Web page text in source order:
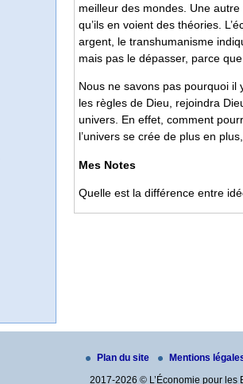
meilleur des mondes. Une
qu’ils en voient des théories.
argent, le transhumanisme
mais pas le dépasser, parce
Nous ne savons pas pourquoi il
les règles de Dieu, rejoindra
univers. En effet, comment
l’univers se crée de plus en
Mes Notes
Quelle est la différence entre
Plan du site Mentions
2017-2026 © L’Économie pour les